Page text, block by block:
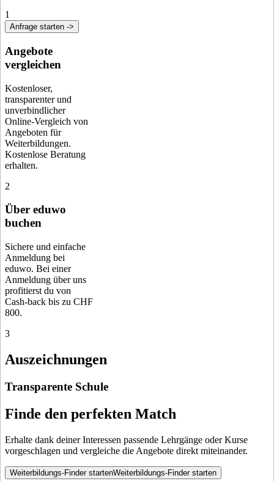
1
Anfrage starten ->
Angebote
vergleichen
Kostenloser,
transparenter und
unverbindlicher
Online-Vergleich von
Angeboten für
Weiterbildungen.
Kostenlose Beratung
erhalten.
2
Über eduwo
buchen
Sichere und einfache
Anmeldung bei
eduwo. Bei einer
Anmeldung über uns
profitierst du von
Cash-back bis zu CHF
800.
3
Auszeichnungen
Transparente Schule
Finde den perfekten Match
Erhalte dank deiner Interessen passende Lehrgänge oder Kurse
vorgeschlagen und vergleiche die Angebote direkt miteinander.
Weiterbildungs-Finder startenWeiterbildungs-Finder starten